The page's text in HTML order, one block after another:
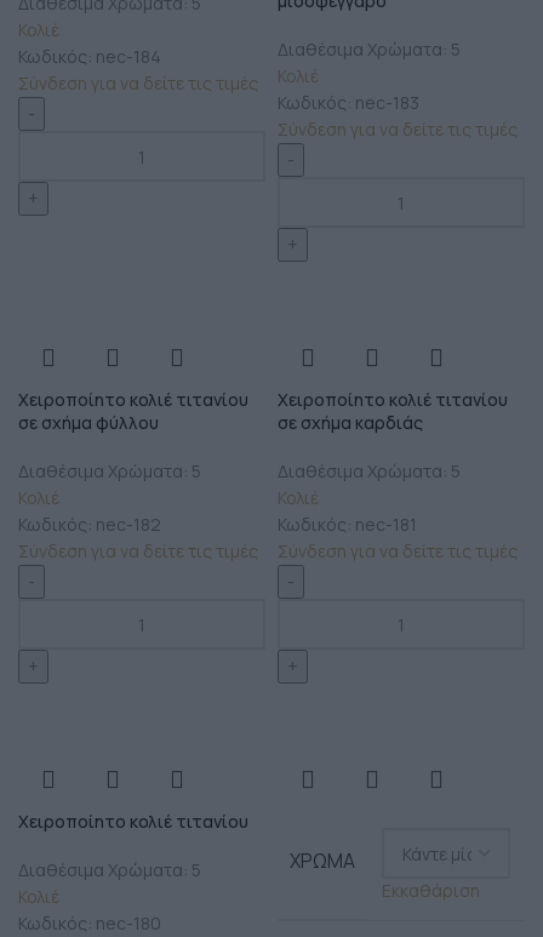
Κολιέ
Κωδικός: nec-184
Σύνδεση για να δείτε τις τιμές
Διαθέσιμα Χρώματα: 5
Κολιέ
Κωδικός: nec-183
Σύνδεση για να δείτε τις τιμές
Χειροποίητο κολιέ τιτανίου
σε σχήμα φύλλου
Διαθέσιμα Χρώματα: 5
Κολιέ
Κωδικός: nec-182
Σύνδεση για να δείτε τις τιμές
Χειροποίητο κολιέ τιτανίου
σε σχήμα καρδιάς
Διαθέσιμα Χρώματα: 5
Κολιέ
Κωδικός: nec-181
Σύνδεση για να δείτε τις τιμές
Χειροποίητο κολιέ τιτανίου
Διαθέσιμα Χρώματα: 5
Κολιέ
Κωδικός: nec-180
ΧΡΏΜΑ
Εκκαθάριση